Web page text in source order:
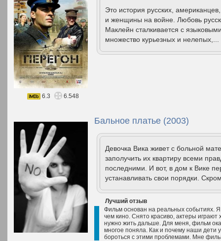
Это история русских,
и женщины на войне. Любовь
Маклейн сталкивается с
множество курьезных и нелепых,...
6.3 6.548
Бальное платье (2003)
Девочка Вика живет с больной
заполучить их квартиру всеми
последними. И вот, в дом к Вике
устанавливать свои порядки.
Лучший отзыв
Фильм основан на реальных событиях. Я
чем кино. Снято красиво, актеры
нужно жить дальше. Для меня, фильм
многое поняла. Как и почему наши дети
бороться с этими проблемами. Мне